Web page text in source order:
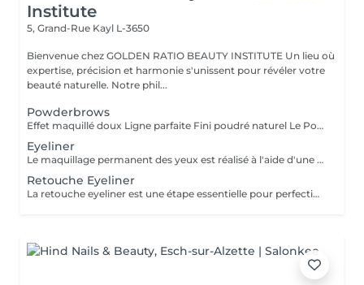
Institute
5, Grand-Rue Kayl L-3650
Bienvenue chez GOLDEN RATIO BEAUTY INSTITUTE Un lieu où
expertise, précision et harmonie s'unissent pour révéler votre
beauté naturelle. Notre phil...
Powderbrows
Effet maquillé doux Ligne parfaite Fini poudré naturel Le Powder Brows, aussi appelé « technique d'ombrage » ou shading full, est une méthode de maquillage semi-permanent qui crée un effet de sourcils maquillés au crayon ou à la poudre, tout en restant subtil et aérien. Contrairement au microblading (effet poil à poil), cette technique utilise une pigmentation en dégradé, plus dense vers la queue du sourcil et plus légère à la tête, pour un résultat fondu, structuré et sans démarcation. Idéal pour : les peaux grasses ou matures (où le microblading tient moins bien), celles qui aiment un effet maquillé sans effort, redonner de la densité à des sourcils trop épilés ou décolorés. Résultat : des sourcils nets, symétriques, doux et élégants sans maquillage, tous les jours. Tenue : 1 à 2 ans selon le type de peau et les soins apportés.
Eyeliner
Le maquillage permanent des yeux est réalisé à l'aide d'une machine spéciale munie d'une aiguille très fine, qui insère le pigment dans les couches superficielles de la peau. Cette technique permet de tracer une ligne fine au ras des cils ou un eyeliner plus visible, selon l'effet souhaité. Résultats : Un regard plus intense et structuré, dès le réveil Un effet de cils plus fournis Un résultat net et durable (1 à 3 ans) Résistant à l'eau, à la chaleur et aux frottements Gain de temps au quotidien, sans maquillage nécessaire Une solution élégante et pratique pour sublimer votre regard durablement.
Retouche Eyeliner
La retouche eyeliner est une étape essentielle pour perfectionner le maquillage permanent réalisé précédemment. Elle permet de raviver la couleur, corriger de légères irrégularités et assurer une tenue harmonieuse et durable du pigment. Pourquoi faire une retouche ? Pour intensifier ou ajuster la forme du tracé Pour uniformiser la couleur après la cicatrisation Pour prolonger la durée et la netteté du résultat Pour entretenir un eyeliner fait il y a plusieurs mois Quand la faire ? 4 à 8 semaines après la première séance Puis, en entretien, tous les 12 à 24 mois selon votre peau et vos attentes La retouche garantit un regard toujours frais, défini et parfaitement soigné. Valable uniquement après une prestation réalisée par notre artiste.